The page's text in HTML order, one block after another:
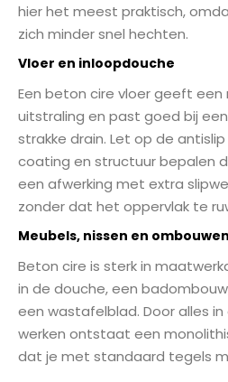
hier het meest praktisch,
zich minder snel hechten.
Vloer en inloopdouche
Een beton cire vloer geeft
uitstraling en past goed bij
strakke drain. Let op de
coating en structuur bepalen
een afwerking met extra
zonder dat het oppervlak te
Meubels, nissen en ombouwen
Beton cire is sterk in
in de douche, een
een wastafelblad. Door alles
werken ontstaat een
dat je met standaard tegels